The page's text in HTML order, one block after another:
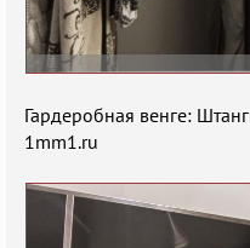
Гардеробная венге:
1mm1.ru